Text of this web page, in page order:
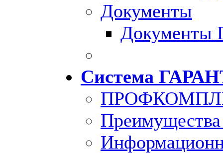
Документы
Документы
Система